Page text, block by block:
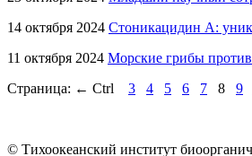
14 октября 2024 Стоникацидин А:
11 октября 2024 Морские грибы
Страница: ← Ctrl 3 4 5 6 7 8 9
© Тихоокеанский институт